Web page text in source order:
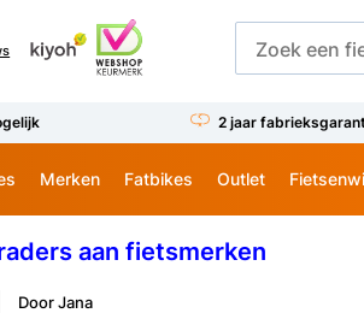
2 jaar
Merken Fatbikes Outlet
aan fietsmerken
Door Jana